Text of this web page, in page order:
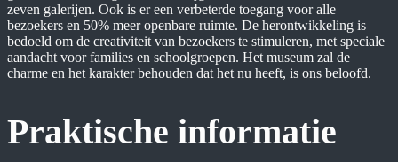
zeven galerijen. Ook is er een verbeterde toegang voor alle
bezoekers en 50% meer openbare ruimte. De herontwikkeling is
bedoeld om de creativiteit van bezoekers te stimuleren, met speciale
aandacht voor families en schoolgroepen. Het museum zal de
charme en het karakter behouden dat het nu heeft, is ons beloofd.
Praktische informatie